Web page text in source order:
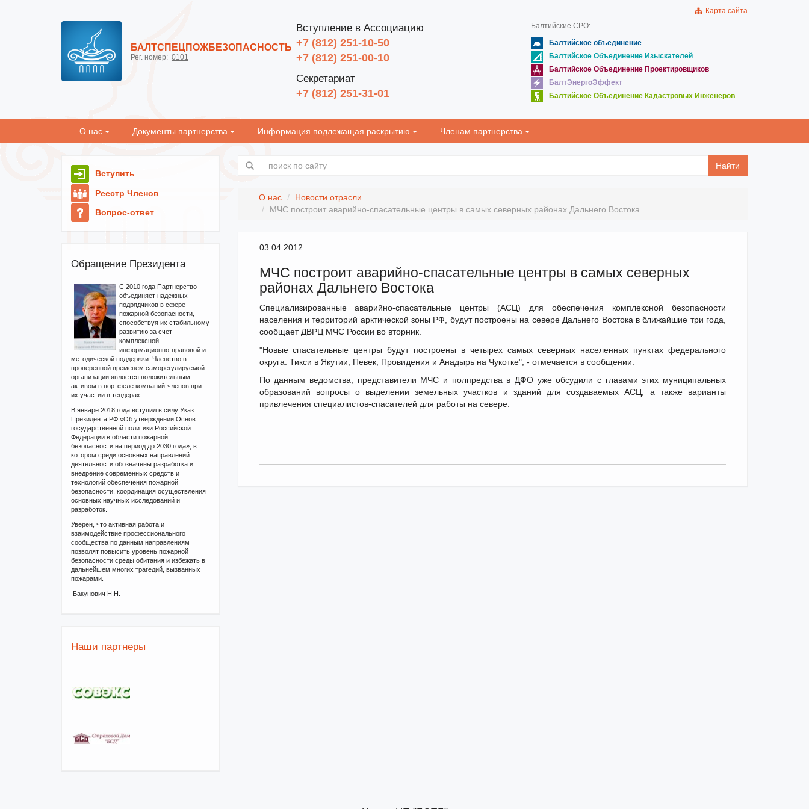
БАЛТСПЕЦПОЖБЕЗОПАСНОСТЬ
Рег. номер: 0101
Вступление в Ассоциацию
+7 (812) 251-10-50
+7 (812) 251-00-10
Секретариат
+7 (812) 251-31-01
Карта сайта
Балтийские СРО:
Балтийское объединение
Балтийское Объединение Изыскателей
Балтийское Объединение Проектировщиков
БалтЭнергоЭффект
Балтийское Объединение Кадастровых Инженеров
О нас Документы партнерства Информация подлежащая раскрытию Членам партнерства
Найти
О нас
Новости отрасли
МЧС построит аварийно-спасательные центры в самых северных районах Дальнего Востока
03.04.2012
МЧС построит аварийно-спасательные центры в самых северных
районах Дальнего Востока
Специализированные аварийно-спасательные центры (АСЦ) для обеспечения комплексной безопасности
населения и территорий арктической зоны РФ, будут построены на севере Дальнего Востока в ближайшие три года,
сообщает ДВРЦ МЧС России во вторник.
"Новые спасательные центры будут построены в четырех самых северных населенных пунктах федерального
округа: Тикси в Якутии, Певек, Провидения и Анадырь на Чукотке", - отмечается в сообщении.
По данным ведомства, представители МЧС и полпредства в ДФО уже обсудили с главами этих муниципальных
образований вопросы о выделении земельных участков и зданий для создаваемых АСЦ, а также варианты
привлечения специалистов-спасателей для работы на севере.
Вступить
Реестр Членов
Вопрос-ответ
Обращение Президента
С 2010 года Партнерство
объединяет надежных
подрядчиков в сфере
пожарной безопасности,
способствуя их стабильному
развитию за счет
комплексной
информационно-правовой и
методической поддержки. Членство в
проверенной временем саморегулируемой
организации является положительным
активом в портфеле компаний-членов при
их участии в тендерах.
В январе 2018 года вступил в силу Указ
Президента РФ «Об утверждении Основ
государственной политики Российской
Федерации в области пожарной
безопасности на период до 2030 года», в
котором среди основных направлений
деятельности обозначены разработка и
внедрение современных средств и
технологий обеспечения пожарной
безопасности, координация осуществления
основных научных исследований и
разработок.
Уверен, что активная работа и
взаимодействие профессионального
сообщества по данным направлениям
позволят повысить уровень пожарной
безопасности среды обитания и избежать в
дальнейшем многих трагедий, вызванных
пожарами.
Бакунович Н.Н.
Наши партнеры